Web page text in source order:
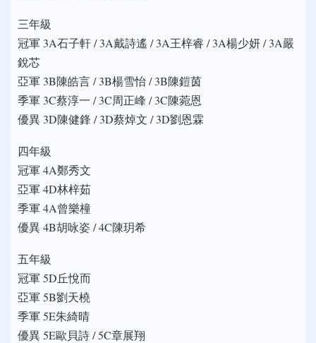
三年級
冠軍 3A石子軒 / 3A戴詩遙 / 3A王梓睿 / 3A楊少妍 / 3A嚴
銳芯
亞軍 3B陳皓言 / 3B楊雪怡 / 3B陳鎧茵
季軍 3C蔡淳一 / 3C周正峰 / 3C陳菀恩
優異 3D陳健鋒 / 3D蔡焯文 / 3D劉恩霖
四年級
冠軍 4A鄭秀文
亞軍 4D林梓茹
季軍 4A曾樂橦
優異 4B胡咏姿 / 4C陳玥希
五年級
冠軍 5D丘悅而
亞軍 5B劉天橈
季軍 5E朱綺晴
優異 5E歐貝詩 / 5C章展翔